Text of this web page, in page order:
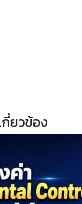
ยวข้อง